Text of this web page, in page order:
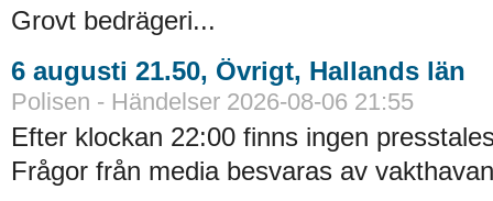
Grovt bedrägeri...
6 augusti 21.50, Övrigt, Hallands län
Polisen - Händelser 2026-08-06 21:55
Efter klockan 22:00 finns ingen
Frågor från media besvaras av